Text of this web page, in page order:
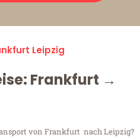
Leipzig
Frankfurt →
von Frankfurt nach Leipzig?